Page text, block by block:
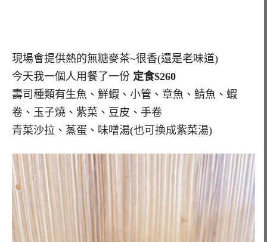
現場會提供熱的無糖麥茶~很香(還是老味道)
今天我一個人用餐了一份 定食$260
壽司種類有生魚、鮮蝦、小管、章魚、鯖魚、蝦
卷、玉子燒、紫菜、豆皮、手卷
青菜沙拉、蒸蛋、味噌湯(也可換成紫菜湯)